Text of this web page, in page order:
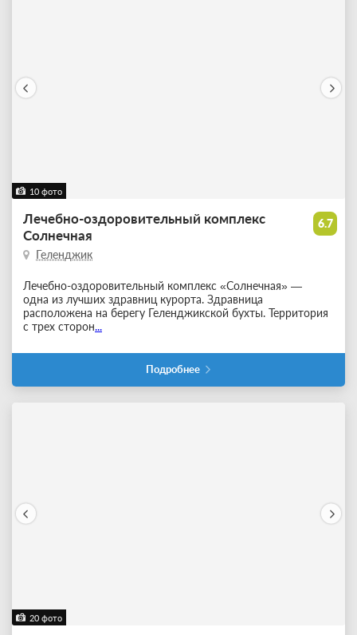
10 фото
6.7
Лечебно-оздоровительный комплекс
Солнечная
Геленджик
Лечебно-оздоровительный комплекс «Солнечная» —
одна из лучших здравниц курорта. Здравница
расположена на берегу Геленджикской бухты. Территория
с трех сторон...
Подробнее
20 фото